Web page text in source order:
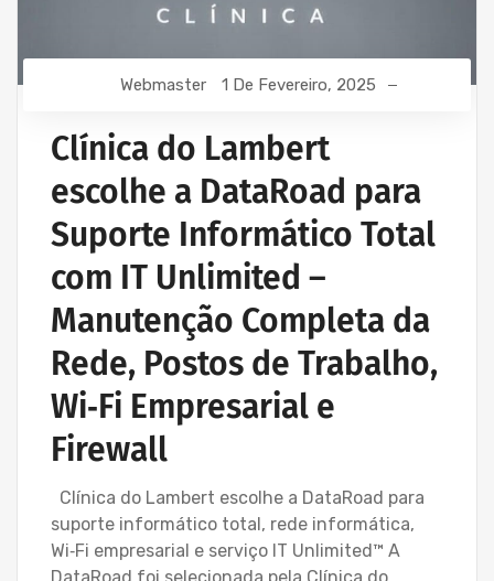
Webmaster 1 De Fevereiro, 2025
Clínica do Lambert
escolhe a DataRoad para
Suporte Informático Total
com IT Unlimited –
Manutenção Completa da
Rede, Postos de Trabalho,
Wi‑Fi Empresarial e
Firewall
Clínica do Lambert escolhe a DataRoad para
suporte informático total, rede informática,
Wi‑Fi empresarial e serviço IT Unlimited™ A